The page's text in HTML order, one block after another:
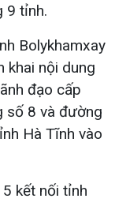
9 tỉnh.
Bolykhamxay
khai nội dung
đạo cấp
số 8 và đường
Hà Tĩnh vào